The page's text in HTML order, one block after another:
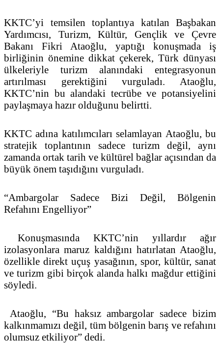
KKTC’yi temsilen toplantıya katılan Başbakan
Yardımcısı, Turizm, Kültür, Gençlik ve Çevre
Bakanı Fikri Ataoğlu, yaptığı konuşmada iş
birliğinin önemine dikkat çekerek, Türk dünyası
ülkeleriyle turizm alanındaki entegrasyonun
artırılması gerektiğini vurguladı. Ataoğlu,
KKTC’nin bu alandaki tecrübe ve potansiyelini
paylaşmaya hazır olduğunu belirtti.
KKTC adına katılımcıları selamlayan Ataoğlu, bu
stratejik toplantının sadece turizm değil, aynı
zamanda ortak tarih ve kültürel bağlar açısından da
büyük önem taşıdığını vurguladı.
“Ambargolar Sadece Bizi Değil, Bölgenin
Refahını Engelliyor”
Konuşmasında KKTC’nin yıllardır ağır
izolasyonlara maruz kaldığını hatırlatan Ataoğlu,
özellikle direkt uçuş yasağının, spor, kültür, sanat
ve turizm gibi birçok alanda halkı mağdur ettiğini
söyledi.
Ataoğlu, “Bu haksız ambargolar sadece bizim
kalkınmamızı değil, tüm bölgenin barış ve refahını
olumsuz etkiliyor” dedi.